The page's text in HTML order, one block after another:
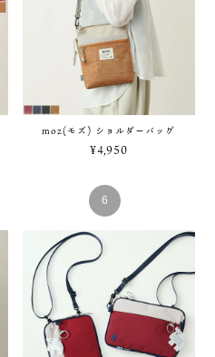
moz(モズ) ショルダーバッグ
¥4,950